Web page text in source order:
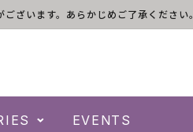
ざいます。あらかじめご了承ください。
EVENTS